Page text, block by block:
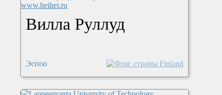
Вилла Руллуд
Эспоо